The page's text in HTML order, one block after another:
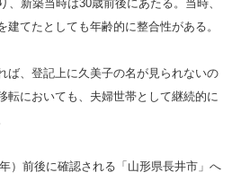
、新築当時は30歳前後にあたる。当時、
建てたとしても年齢的に整合性がある。
ば、登記上に久美子の名が見られないの
転においても、夫婦世帯として継続的に
）前後に確認される「山形県長井市」へ